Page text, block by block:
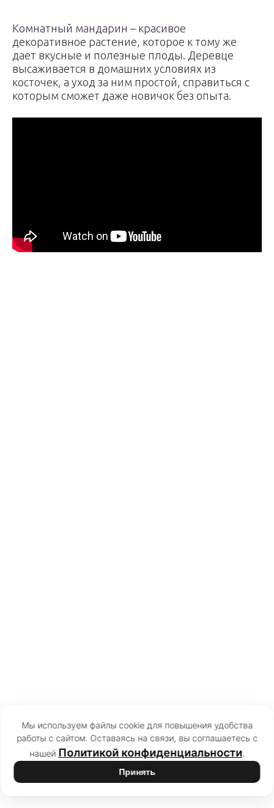
Комнатный мандарин – красивое
декоративное растение, которое к тому же
дает вкусные и полезные плоды. Деревце
высаживается в домашних условиях из
косточек, а уход за ним простой, справиться с
которым сможет даже новичок без опыта.
Мы используем файлы cookie для повышения удобства
работы с сайтом. Оставаясь на связи, вы соглашаетесь с
нашей Политикой конфиденциальности.
Принять